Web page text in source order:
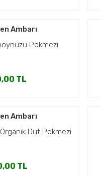
Ambarı
Pekmezi
TL
Ambarı
Dut Pekmezi
TL